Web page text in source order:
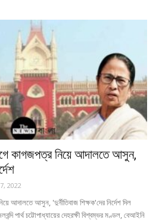
কাগজপত্র নিয়ে আদালতে আসুন,
2022
আদালতে আসুন, 'দুর্নীতিবাজ শিক্ষক'দের নির্দেশ দিল
পার্থ চট্টোপাধ্যায়ের দেহরক্ষী বিশ্বম্ভর মণ্ডল, বেআইনি